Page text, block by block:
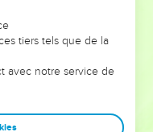
les doutes, les erreurs
alors même que ce
et responsables
afin que leurs erreurs
tiers tels que de la
avec notre service de